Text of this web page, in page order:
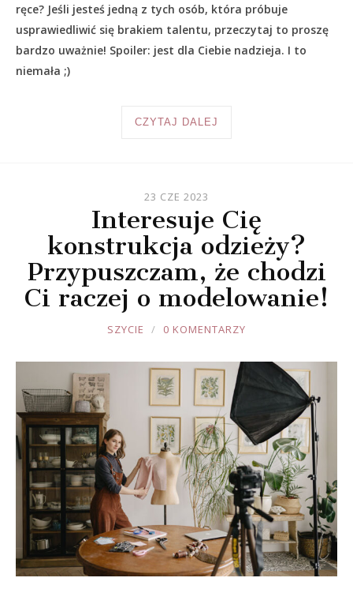
ręce? Jeśli jesteś jedną z tych osób, która próbuje
usprawiedliwić się brakiem talentu, przeczytaj to proszę
bardzo uważnie! Spoiler: jest dla Ciebie nadzieja. I to
niemała ;)
CZYTAJ DALEJ
23 CZE 2023
Interesuje Cię
konstrukcja odzieży?
Przypuszczam, że chodzi
Ci raczej o modelowanie!
JOULE
SZYCIE 0 KOMENTARZY